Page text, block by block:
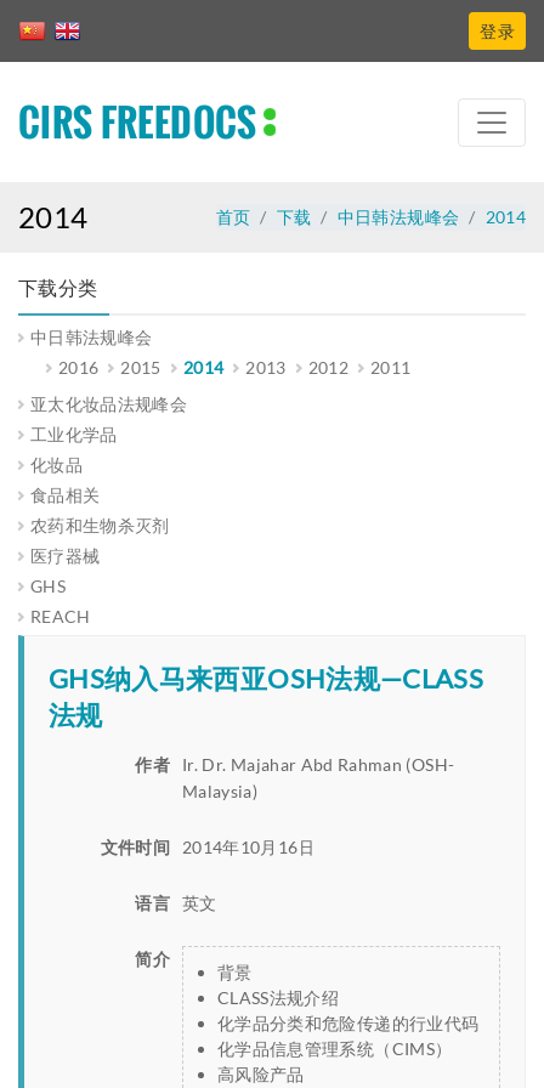
登录
CIRS FREEDOCS
2014 首页 下载 中日韩法规峰会 2014
下载分类
中日韩法规峰会
2016
2015 2014 2013 2012
2011
亚太化妆品法规峰会
工业化学品
化妆品
食品相关
农药和生物杀灭剂
医疗器械
GHS
REACH
GHS纳入马来西亚OSH法规—CLASS
法规
作者
Ir. Dr. Majahar Abd Rahman (OSH-
Malaysia)
文件时间 2014年10月16日
语言 英文
简介
背景
CLASS法规介绍
化学品分类和危险传递的行业代码
化学品信息管理系统（CIMS）
高风险产品